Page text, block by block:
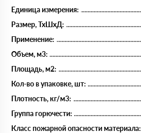
Единица измерения:
Размер, ТхШхД:
Применение:
Объем, м3:
Площадь, м2:
Кол-во в упаковке, шт:
Плотность, кг/м3:
Группа горючести:
Класс пожарной опасности материала: